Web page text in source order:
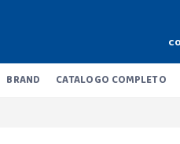
BRAND CATALOGO COMPLETO